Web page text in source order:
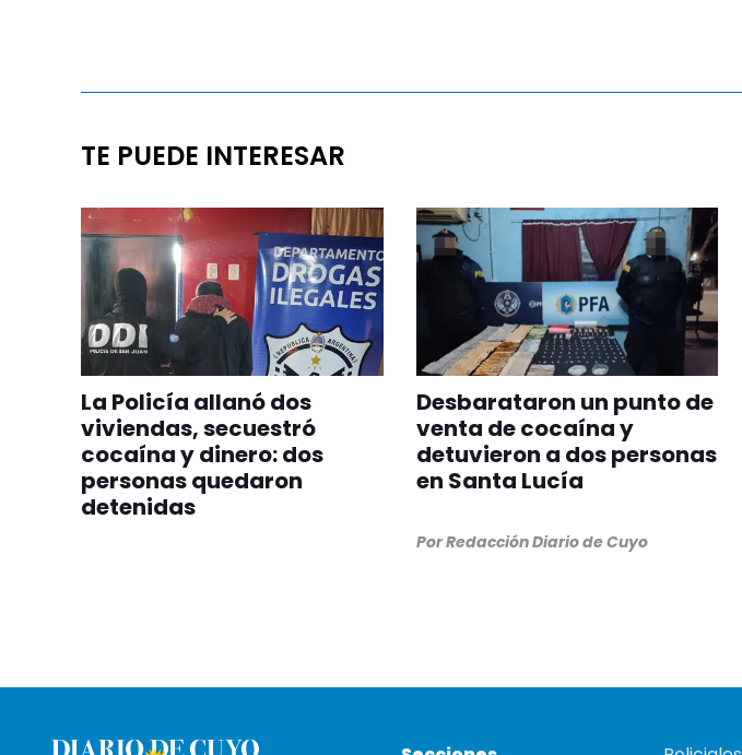
TE PUEDE INTERESAR
La Policía allanó dos
viviendas, secuestró
cocaína y dinero: dos
personas quedaron
detenidas
Desbarataron un punto de
venta de cocaína y
detuvieron a dos personas
en Santa Lucía
PorRedacción Diario de Cuyo